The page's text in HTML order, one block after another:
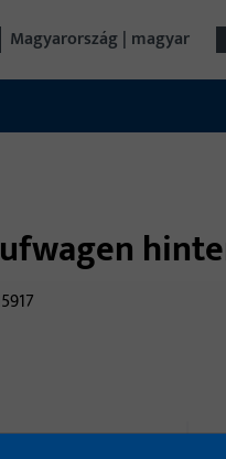
Magyarország | magyar